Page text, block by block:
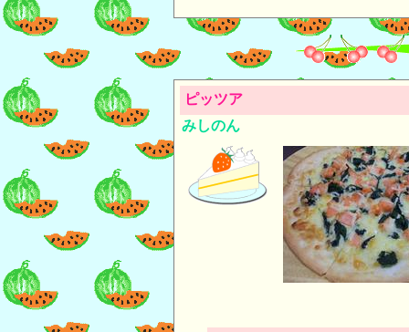
ピッツア
みしのん